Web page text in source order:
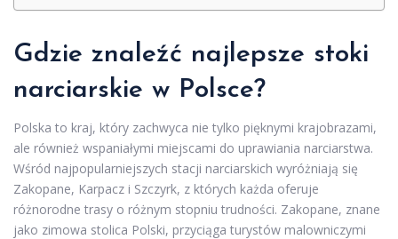
Gdzie znaleźć najlepsze stoki
narciarskie w Polsce?
Polska to kraj, który zachwyca nie tylko pięknymi krajobrazami,
ale również wspaniałymi miejscami do uprawiania narciarstwa.
Wśród najpopularniejszych stacji narciarskich wyróżniają się
Zakopane, Karpacz i Szczyrk, z których każda oferuje
różnorodne trasy o różnym stopniu trudności. Zakopane, znane
jako zimowa stolica Polski, przyciąga turystów malowniczymi